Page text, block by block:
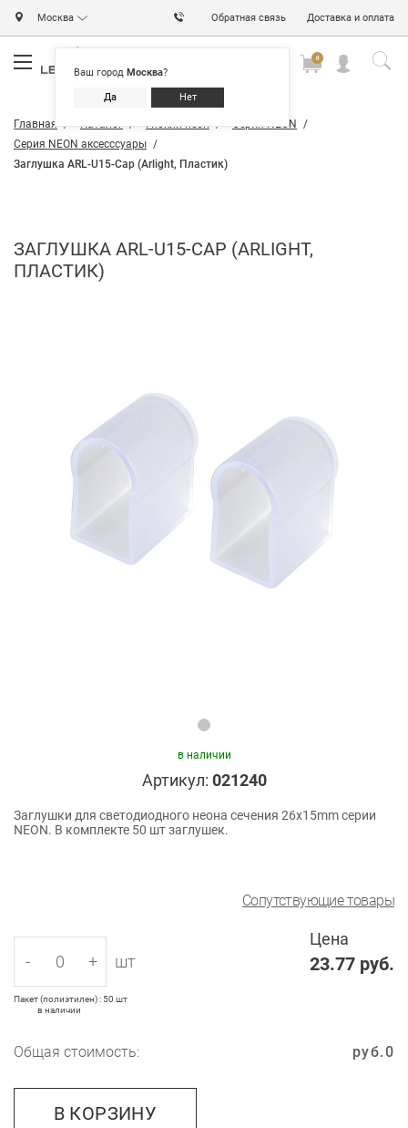
Москва
Ваш город Москва?
Да Нет
Обратная связь Доставка и оплата
0
Главная Каталог Гибкий неон
Серия NEON
Серия NEON аксесссуары
Заглушка ARL-U15-Cap (Arlight, Пластик)
ЗАГЛУШКА ARL-U15-CAP (ARLIGHT,
ПЛАСТИК)
в наличии
Артикул: 021240
Заглушки для светодиодного неона сечения 26x15mm серии
NEON. В комплекте 50 шт заглушек.
Сопутствующие товары
Цена
23.77 руб.
- + шт
Пакет (полиэтилен) : 50 шт
в наличии
Общая стоимость: 0
руб.
В КОРЗИНУ